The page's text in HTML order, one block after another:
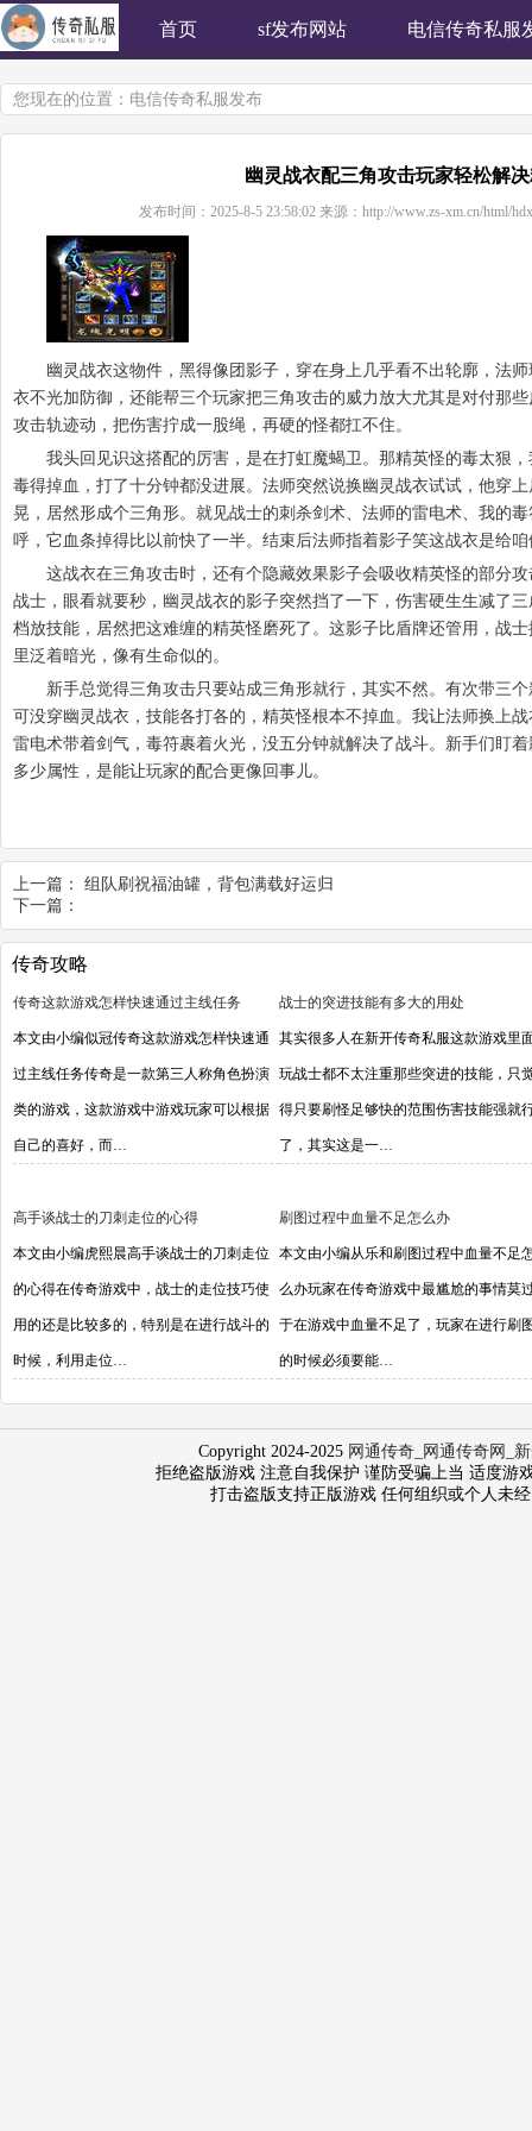
首页 sf发布网站 电信传奇私服
您现在的位置： 电信传奇私服发布
幽灵战衣配三角攻击玩家轻松解
发布时间： 2025-8-5 23:58:02来源： http://www.zs-xm.cn/html/
幽灵战衣这物件，黑得像团影子，穿在身上几乎看不出轮廓，法师
衣不光加防御，还能帮三个玩家把三角攻击的威力放大尤其是对付那
攻击轨迹动，把伤害拧成一股绳，再硬的怪都扛不住。
我头回见识这搭配的厉害，是在打虹魔蝎卫。那精英怪的毒太狠，
毒得掉血，打了十分钟都没进展。法师突然说换幽灵战衣试试，他穿
晃，居然形成个三角形。就见战士的刺杀剑术、法师的雷电术、我的
呼，它血条掉得比以前快了一半。结束后法师指着影子笑这战衣是给
这战衣在三角攻击时，还有个隐藏效果影子会吸收精英怪的部分攻
战士，眼看就要秒，幽灵战衣的影子突然挡了一下，伤害硬生生减了
档放技能，居然把这难缠的精英怪磨死了。这影子比盾牌还管用，战
里泛着暗光，像有生命似的。
新手总觉得三角攻击只要站成三角形就行，其实不然。有次带三个
可没穿幽灵战衣，技能各打各的，精英怪根本不掉血。我让法师换上
雷电术带着剑气，毒符裹着火光，没五分钟就解决了战斗。新手们盯
多少属性，是能让玩家的配合更像回事儿。
上一篇： 组队刷祝福油罐，背包满载好运归
下一篇：
传奇攻略
传奇这款游戏怎样快速通过主线任务
本文由小编似冠传奇这款游戏怎样快速通
过主线任务传奇是一款第三人称角色扮演
类的游戏，这款游戏中游戏玩家可以根据
自己的喜好，而…
战士的突进技能有多大的用处
其实很多人在新开传奇私服这款游戏里
玩战士都不太注重那些突进的技能，只
得只要刷怪足够快的范围伤害技能强就
了，其实这是一…
高手谈战士的刀刺走位的心得
本文由小编虎熙晨高手谈战士的刀刺走位
的心得在传奇游戏中，战士的走位技巧使
用的还是比较多的，特别是在进行战斗的
时候，利用走位…
刷图过程中血量不足怎么办
本文由小编从乐和刷图过程中血量不足
么办玩家在传奇游戏中最尴尬的事情莫
于在游戏中血量不足了，玩家在进行刷
的时候必须要能…
Copyright 2024-2025 网通传奇_网通传奇网_
拒绝盗版游戏 注意自我保护 谨防受骗上当 适度游
打击盗版支持正版游戏 任何组织或个人未